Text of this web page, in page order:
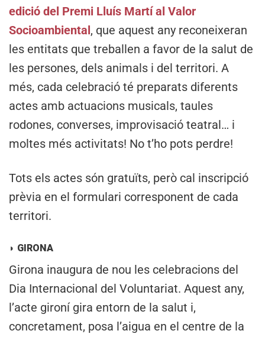
edició del Premi Lluís Martí al Valor
Socioambiental, que aquest any reconeixeran
les entitats que treballen a favor de la salut de
les persones, dels animals i del territori. A
més, cada celebració té preparats diferents
actes amb actuacions musicals, taules
rodones, converses, improvisació teatral… i
moltes més activitats! No t’ho pots perdre!
Tots els actes són gratuïts, però cal inscripció
prèvia en el formulari corresponent de cada
territori.
◗ GIRONA
Girona inaugura de nou les celebracions del
Dia Internacional del Voluntariat. Aquest any,
l’acte gironí gira entorn de la salut i,
concretament, posa l’aigua en el centre de la